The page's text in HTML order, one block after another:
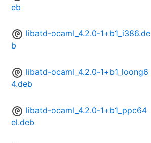
eb
libatd-ocaml_4.2.0-1+b1_i386.de
b
libatd-ocaml_4.2.0-1+b1_loong6
4.deb
libatd-ocaml_4.2.0-1+b1_ppc64
el.deb